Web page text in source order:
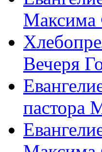
Максима
Вечеря
пастора